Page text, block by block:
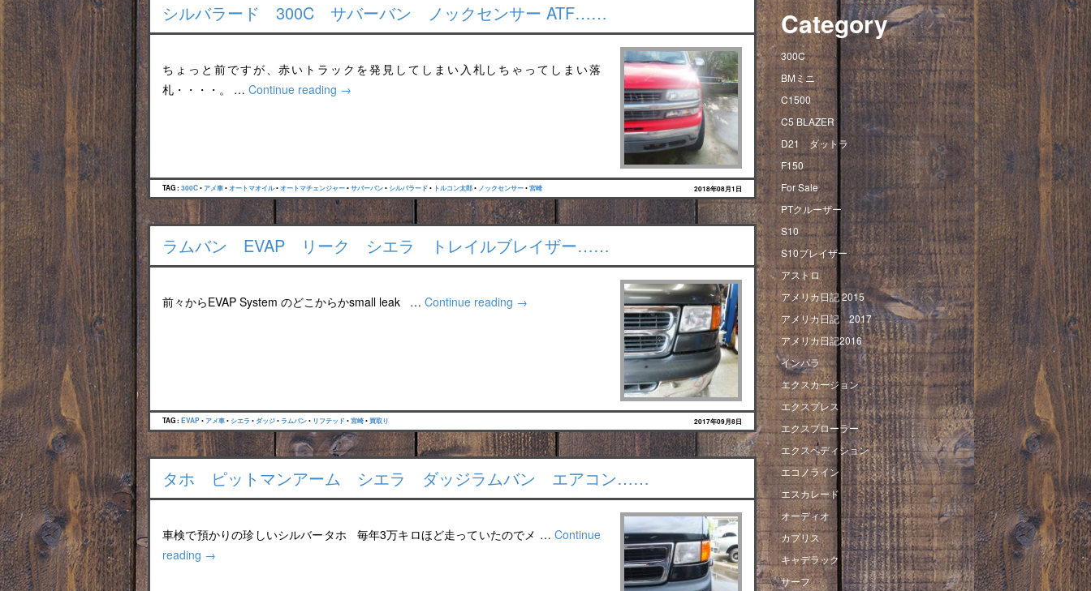
シルバラード 300C サバーバン ノックセンサー ATF……
ちょっと前ですが、赤いトラックを発見してしまい入札しちゃってしまい落
札・・・・。 … Continue reading →
TAG : 300C•アメ車•オートマオイル•オートマチェンジャー•サバーバン• シルバラード• トルコン太郎• ノックセンサー•宮崎 2018年08月1日
ラムバン EVAP リーク シエラ トレイルブレイザー……
前々からEVAP System のどこからかsmall leak … Continue reading →
TAG : EVAP•アメ車• シエラ • ダッジ• ラムバン• リフテッド•宮崎•買取り 2017年09月8日
タホ ピットマンアーム シエラ ダッジラムバン エアコン……
車検で預かりの珍しいシルバータホ 毎年3万キロほど走っていたのでメ … Continue
reading →
Category
300C
BMミニ
C1500
C5 BLAZER
D21 ダットラ
F150
For Sale
PTクルーザー
S10
S10ブレイザー
アストロ
アメリカ日記 2015
アメリカ日記 2017
アメリカ日記2016
インパラ
エクスカージョン
エクスプレス
エクスプローラー
エクスペディション
エコノライン
エスカレード
オーディオ
カプリス
キャデラック
サーフ